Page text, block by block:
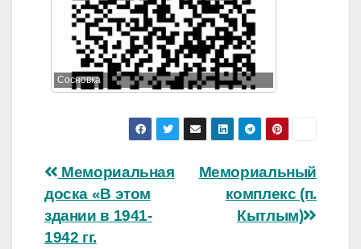
Сосновка
Навигация
по
записям
Мемориальный
комплекс (п.
Кытлым)
Мемориальная
доска «В этом
здании в 1941-
1942 гг.